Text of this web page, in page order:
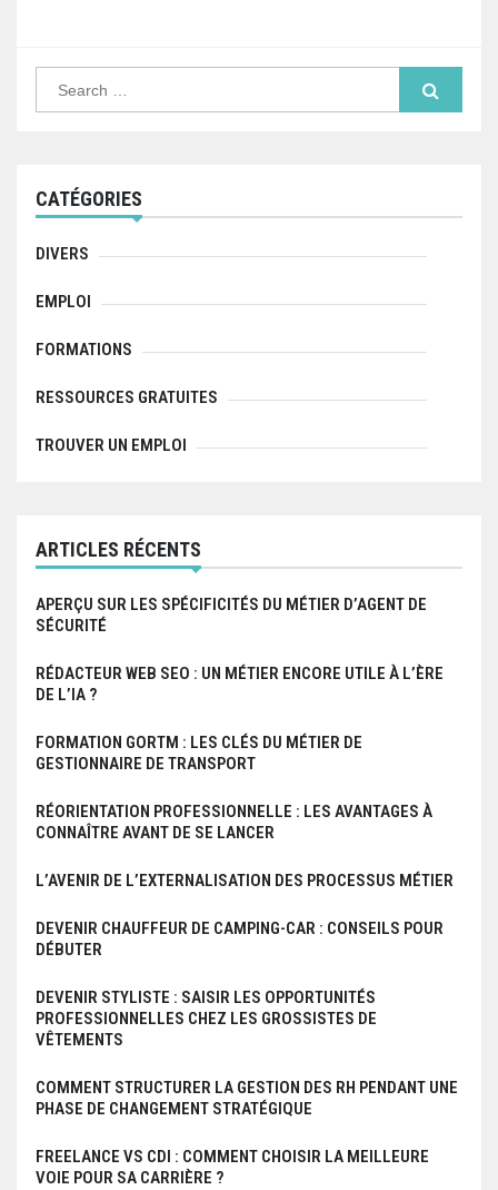
a
f
o
:
CATÉGORIES
DIVERS
EMPLOI
FORMATIONS
RESSOURCES GRATUITES
TROUVER UN EMPLOI
ARTICLES RÉCENTS
APERÇU SUR LES SPÉCIFICITÉS DU MÉTIER D’AGENT DE
SÉCURITÉ
RÉDACTEUR WEB SEO : UN MÉTIER ENCORE UTILE À L’ÈRE
DE L’IA ?
FORMATION GORTM : LES CLÉS DU MÉTIER DE
GESTIONNAIRE DE TRANSPORT
RÉORIENTATION PROFESSIONNELLE : LES AVANTAGES À
CONNAÎTRE AVANT DE SE LANCER
L’AVENIR DE L’EXTERNALISATION DES PROCESSUS MÉTIER
DEVENIR CHAUFFEUR DE CAMPING-CAR : CONSEILS POUR
DÉBUTER
DEVENIR STYLISTE : SAISIR LES OPPORTUNITÉS
PROFESSIONNELLES CHEZ LES GROSSISTES DE
VÊTEMENTS
COMMENT STRUCTURER LA GESTION DES RH PENDANT UNE
PHASE DE CHANGEMENT STRATÉGIQUE
FREELANCE VS CDI : COMMENT CHOISIR LA MEILLEURE
VOIE POUR SA CARRIÈRE ?